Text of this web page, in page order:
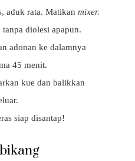
aduk rata. Matikan mixer.
diolesi apapun.
adonan ke dalamnya
45 menit.
kue dan balikkan
siap disantap!